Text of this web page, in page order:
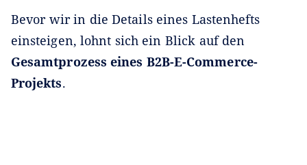
Bevor wir in die Details eines Lastenhefts
einsteigen, lohnt sich ein Blick auf den
Gesamtprozess eines B2B-E-Commerce-
Projekts.